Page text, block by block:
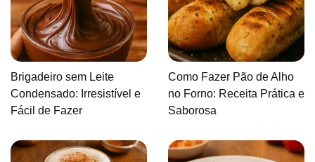
Brigadeiro sem Leite
Condensado: Irresistível e
Fácil de Fazer
Como Fazer Pão de Alho
no Forno: Receita Prática e
Saborosa